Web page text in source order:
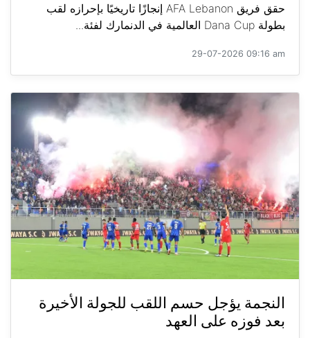
حقق فريق AFA Lebanon إنجازًا تاريخيًا بإحرازه لقب
بطولة Dana Cup العالمية في الدنمارك لفئة...
29-07-2026 09:16 am
النجمة يؤجل حسم اللقب للجولة الأخيرة
بعد فوزه على العهد